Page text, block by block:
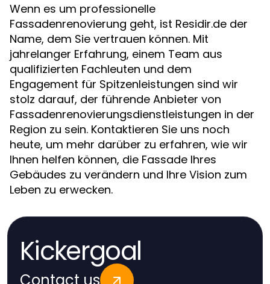
Wenn es um professionelle
Fassadenrenovierung geht, ist Residir.de der
Name, dem Sie vertrauen können. Mit
jahrelanger Erfahrung, einem Team aus
qualifizierten Fachleuten und dem
Engagement für Spitzenleistungen sind wir
stolz darauf, der führende Anbieter von
Fassadenrenovierungsdienstleistungen in der
Region zu sein. Kontaktieren Sie uns noch
heute, um mehr darüber zu erfahren, wie wir
Ihnen helfen können, die Fassade Ihres
Gebäudes zu verändern und Ihre Vision zum
Leben zu erwecken.
Kickergoal
Contact us